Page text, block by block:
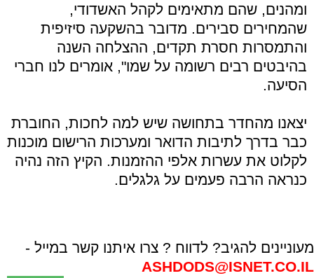
ומהנים, שהם מתאימים לקהל האשדודי,
שהמחירים סבירים. מדובר בהשקעה סיזיפית
והתמסרות חסרת תקדים, ההצלחה השנה
בהיבטים רבים רשומה על שמו", אומרים לנו חברי
הסיעה.
יצאנו מהחדר בתחושה שיש למה לחכות, החוברת
כבר בדרך לתיבות הדואר ומערכות הרישום מוכנות
לקלוט את עשרות אלפי ההזמנות. הקיץ הזה נהיה
כנראה הרבה פעמים על גלגלים.
מעוניינים להגיב? לדווח ? צרו איתנו קשר במייל -
ASHDODS@ISNET.CO.IL